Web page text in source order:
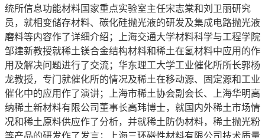
统所信息功能材料国家重点实验室主任宋志棠和刘卫丽研究
员，就相变储存材料、碳化硅抛光液的研发及集成电路抛光液
磨料等内容作了详细介绍；上海交通大学材料科学与工程学院
邹建新教授就稀土镁合金结构材料和稀土在氢材料中应用的作
用及解决问题进行了交流；华东理工大学工业催化所所长郭杨
龙教授，专门就催化所的情况及稀土在移动源、固定源和工业
催化中的应用作了演讲；上海市稀土协会副会长、上海华明高
纳稀土新材料有限公司董事长高玮博士，就国内外稀土市场情
况和稀土原料供应作了分析，并就稀土防伪材料，稀土抛光粉
等产品的研发作了发言；上海三环磁性材料有限公司技术质量